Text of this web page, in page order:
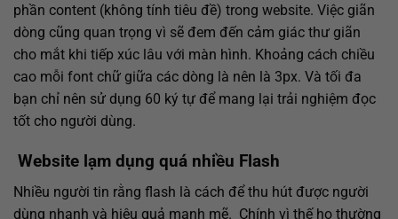
phần content (không tính tiêu đề) trong website. Việc giãn
dòng cũng quan trọng vì sẽ đem đến cảm giác thư giãn
cho mắt khi tiếp xúc lâu với màn hình. Khoảng cách chiều
cao mỗi font chữ giữa các dòng là nên là 3px. Và tối đa
bạn chỉ nên sử dụng 60 ký tự để mang lại trải nghiệm đọc
tốt cho người dùng.
Website lạm dụng quá nhiều Flash
Nhiều người tin rằng flash là cách để thu hút được người
dùng nhanh và hiệu quả mạnh mẽ. Chính vì thế họ thường